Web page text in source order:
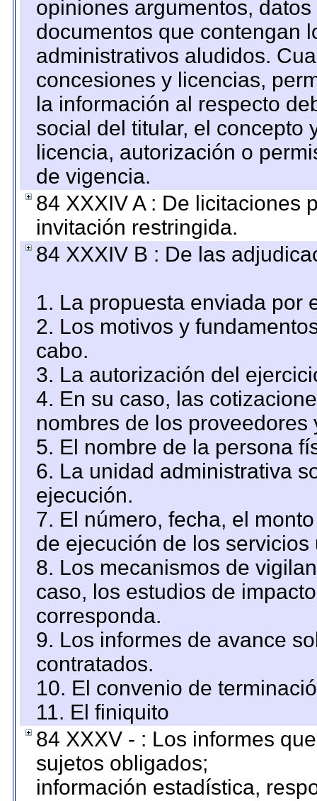
opiniones argumentos,
documentos que contengan
administrativos aludidos.
concesiones y licencias,
la información al respecto
social del titular, el concepto
licencia, autorización o
de vigencia.
84 XXXIV A : De licitaciones
invitación restringida.
84 XXXIV B : De las
1. La propuesta enviada por
2. Los motivos y
cabo.
3. La autorización del
4. En su caso, las
nombres de los proveedores
5. El nombre de la persona
6. La unidad administrativa
ejecución.
7. El número, fecha, el
de ejecución de los servicios
8. Los mecanismos de
caso, los estudios de
corresponda.
9. Los informes de avance
contratados.
10. El convenio de
11. El finiquito
84 XXXV - : Los informes
sujetos obligados;
información estadística,